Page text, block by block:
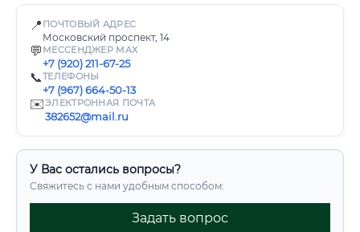
📍 ПОЧТОВЫЙ АДРЕС
Московский проспект, 14
💬 МЕССЕНДЖЕР MAX
+7 (920) 211-67-25
📞ТЕЛЕФОНЫ
+7 (967) 664-50-13
✉️ЭЛЕКТРОННАЯ ПОЧТА
382652@mail.ru
У Вас остались вопросы?
Свяжитесь с нами удобным способом:
Задать вопрос